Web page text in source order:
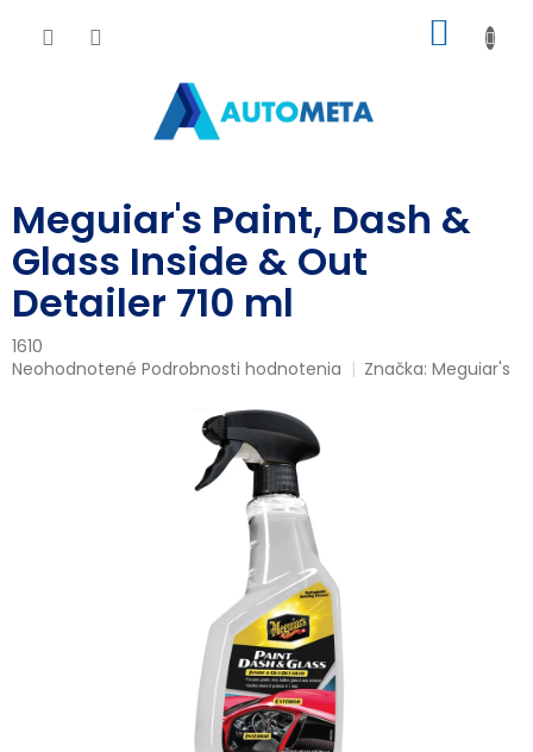
KOŠÍK
Meguiar's Paint, Dash &
Glass Inside & Out
Detailer 710 ml
1610
Priemerné
Neohodnotené Podrobnosti hodnotenia Značka:Meguiar's